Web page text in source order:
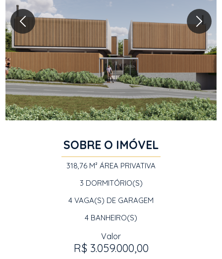
SOBRE O IMÓVEL
318,76 M² ÁREA PRIVATIVA
3 DORMITÓRIO(S)
4 VAGA(S) DE GARAGEM
4 BANHEIRO(S)
Valor
R$ 3.059.000,00